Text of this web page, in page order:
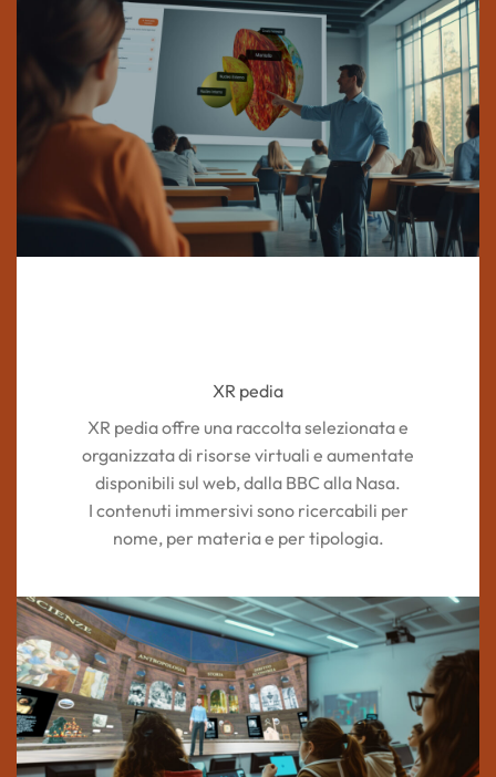
XR pedia
XR pedia offre una raccolta selezionata e
organizzata di risorse virtuali e aumentate
disponibili sul web, dalla BBC alla Nasa.
I contenuti immersivi sono ricercabili per
nome, per materia e per tipologia.